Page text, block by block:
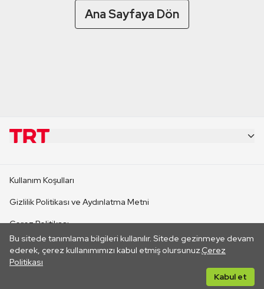
Ana Sayfaya Dön
Bu sitede tanımlama bilgileri kullanılır. Sitede gezinmeye devam
ederek, çerez kullanımımızı kabul etmiş olursunuz.Çerez
Politikası
Kabul et
CANLI YAYINLAR
Kullanım Koşulları
Gizlilik Politikası ve Aydınlatma Metni
Çerez Politikası
İletişim
Her hakkı saklıdır. ©2026 TRT. Bağlantı yoluyla gidilen dış